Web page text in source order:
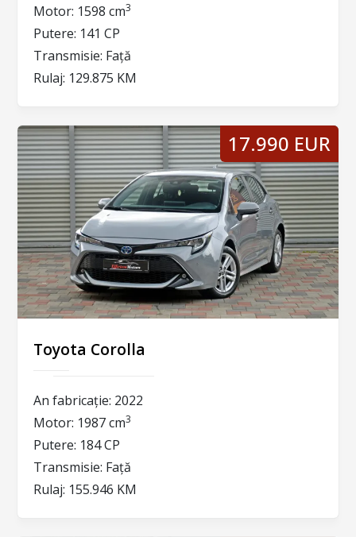
Motor: 1598 cm3
Putere: 141 CP
Transmisie: Față
Rulaj: 129.875 KM
17.990 EUR
Toyota Corolla
An fabricație: 2022
Motor: 1987 cm3
Putere: 184 CP
Transmisie: Față
Rulaj: 155.946 KM